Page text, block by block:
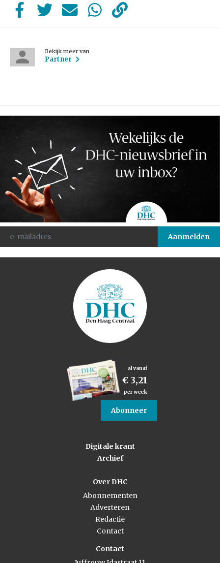
Bekijk meer van
Partner
al vanaf
€ 3,21
per week
Abonneer
Digitale krant
Archief
Over DHC
Abonnementen
Adverteren
Redactie
Contact
Contact